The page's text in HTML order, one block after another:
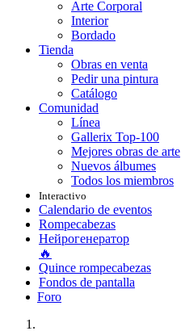
Arte Corporal
Interior
Bordado
Tienda
Obras en venta
Pedir una pintura
Catálogo
Comunidad
Línea
Gallerix Top-100
Mejores obras de arte
Nuevos álbumes
Todos los miembros
Interactivo
Calendario de eventos
Rompecabezas
Нейрогенератор
🔥
Quince rompecabezas
Fondos de pantalla
Foro